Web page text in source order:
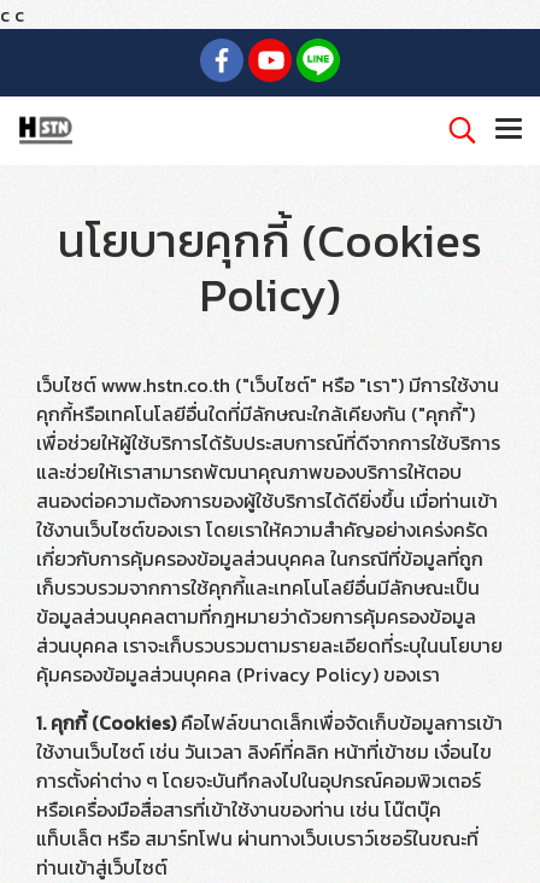
c c
นโยบายคุกกี้ (Cookies
Policy)
เว็บไซต์ www.hstn.co.th ("เว็บไซต์" หรือ "เรา") มีการใช้งาน
คุกกี้หรือเทคโนโลยีอื่นใดที่มีลักษณะใกล้เคียงกัน ("คุกกี้")
เพื่อช่วยให้ผู้ใช้บริการได้รับประสบการณ์ที่ดีจากการใช้บริการ
และช่วยให้เราสามารถพัฒนาคุณภาพของบริการให้ตอบ
สนองต่อความต้องการของผู้ใช้บริการได้ดียิ่งขึ้น เมื่อท่านเข้า
ใช้งานเว็บไซต์ของเรา โดยเราให้ความสำคัญอย่างเคร่งครัด
เกี่ยวกับการคุ้มครองข้อมูลส่วนบุคคล ในกรณีที่ข้อมูลที่ถูก
เก็บรวบรวมจากการใช้คุกกี้และเทคโนโลยีอื่นมีลักษณะเป็น
ข้อมูลส่วนบุคคลตามที่กฎหมายว่าด้วยการคุ้มครองข้อมูล
ส่วนบุคคล เราจะเก็บรวบรวมตามรายละเอียดที่ระบุในนโยบาย
คุ้มครองข้อมูลส่วนบุคคล (Privacy Policy) ของเรา
1. คุกกี้ (Cookies)คือไฟล์ขนาดเล็กเพื่อจัดเก็บข้อมูลการเข้า
ใช้งานเว็บไซต์ เช่น วันเวลา ลิงค์ที่คลิก หน้าที่เข้าชม เงื่อนไข
การตั้งค่าต่าง ๆ โดยจะบันทึกลงไปในอุปกรณ์คอมพิวเตอร์
หรือเครื่องมือสื่อสารที่เข้าใช้งานของท่าน เช่น โน๊ตบุ๊ค
แท็บเล็ต หรือ สมาร์ทโฟน ผ่านทางเว็บเบราว์เซอร์ในขณะที่
ท่านเข้าสู่เว็บไซต์